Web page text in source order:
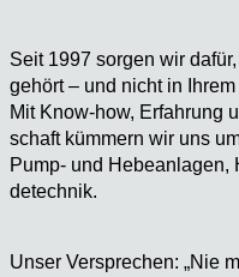
Seit 1997 sor­gen wir
ge­hört – und nicht in Ihrem
Mit Know-how, Erfah­rung
schaft küm­mern wir uns
Pump- und
de­tech­nik.
Unser Ver­spre­chen: „Nie